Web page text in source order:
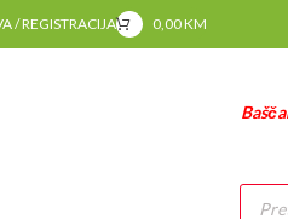
/ REGISTRACIJA 0,00KM
search